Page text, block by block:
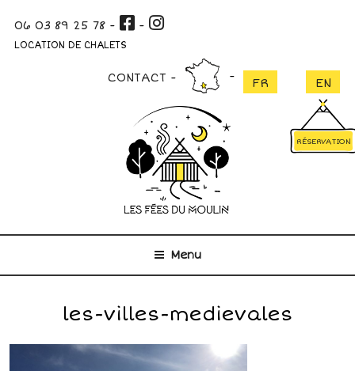
au
contenu
06 03 89 25 78- -
LOCATION DE CHALETS
CONTACT
Menu
RÉSERVATION
les-villes-medievales